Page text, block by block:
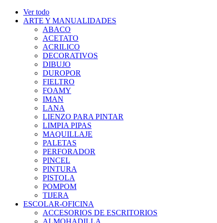
Ver todo
ARTE Y MANUALIDADES
ABACO
ACETATO
ACRILICO
DECORATIVOS
DIBUJO
DUROPOR
FIELTRO
FOAMY
IMAN
LANA
LIENZO PARA PINTAR
LIMPIA PIPAS
MAQUILLAJE
PALETAS
PERFORADOR
PINCEL
PINTURA
PISTOLA
POMPOM
TIJERA
ESCOLAR-OFICINA
ACCESORIOS DE ESCRITORIOS
ALMOHADILLA